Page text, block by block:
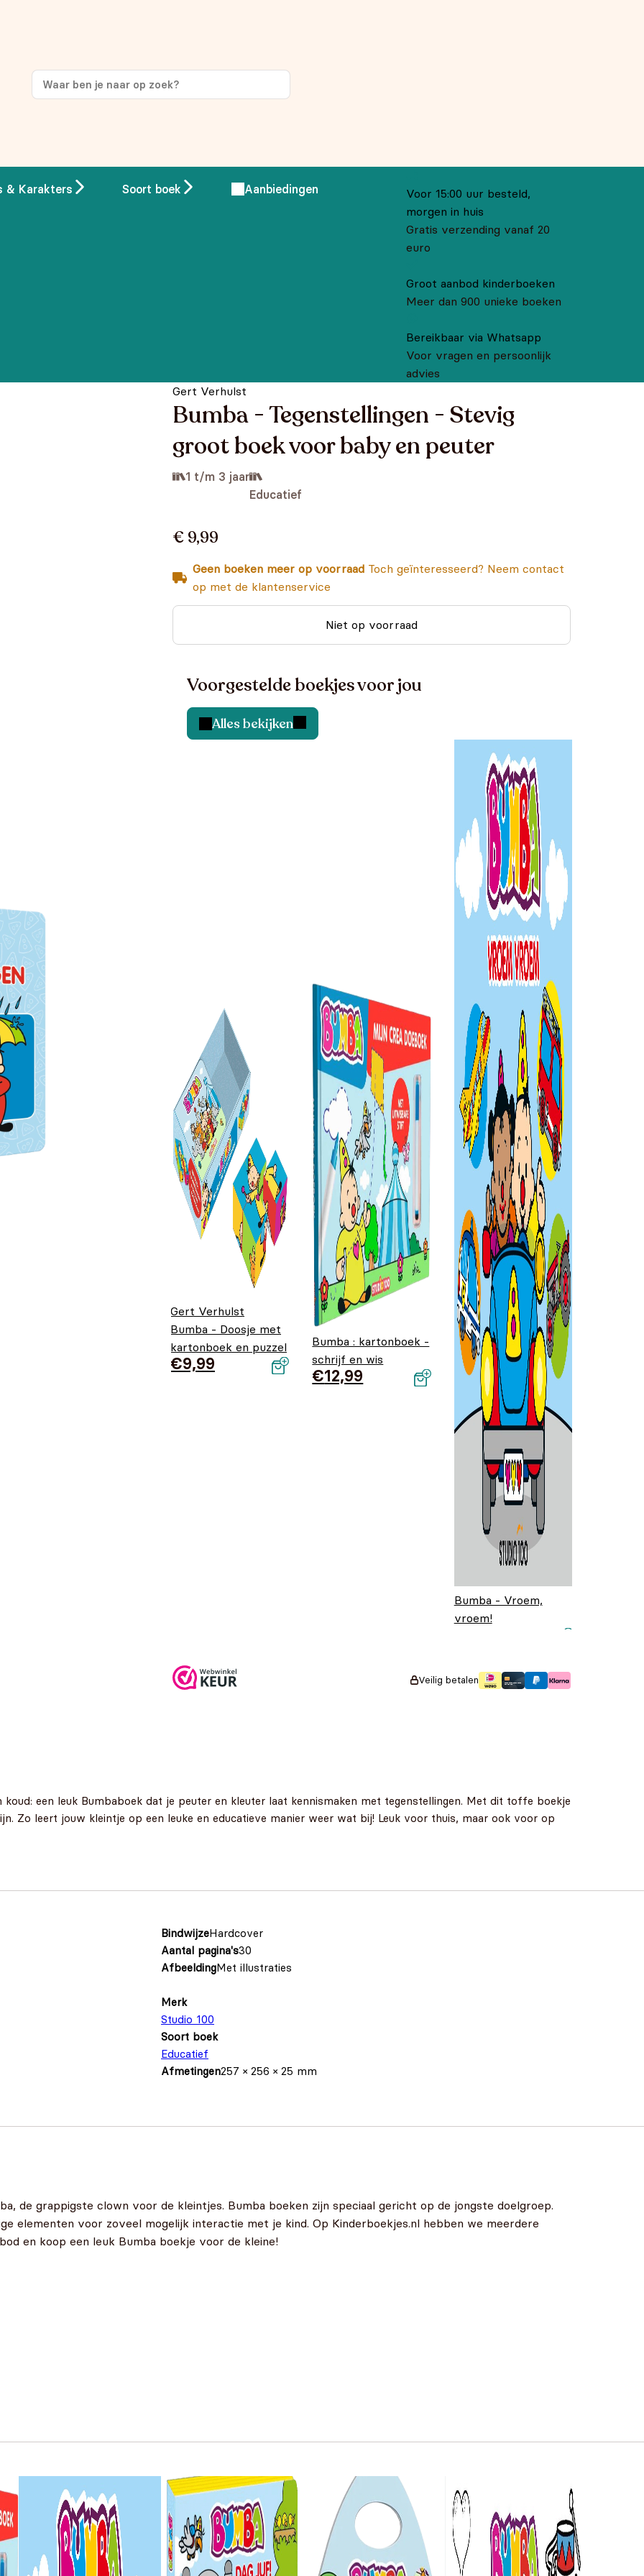
& Karakters Soort boek Aanbiedingen
Voor 15:00 uur besteld,
morgen in huis
Gratis verzending vanaf 20
euro
Groot aanbod kinderboeken
Meer dan 900 unieke boeken
Bereikbaar via Whatsapp
Voor vragen en persoonlijk
advies
Gert Verhulst
Bumba - Tegenstellingen - Stevig
groot boek voor baby en peuter
1 t/m 3 jaar
Educatief
€ 9,99
Geen boeken meer op voorraad Toch geïnteresseerd? Neem contact
op met de klantenservice
Niet op voorraad
Voorgestelde boekjes voor jou
Alles bekijken
Gert Verhulst
Bumba - Doosje met
kartonboek en puzzel
€9,99
Bumba : kartonboek -
schrijf en wis
€12,99
Bumba - Vroem,
vroem!
€12,99.
Veilig betalen
een leuk Bumbaboek dat je peuter en kleuter laat kennismaken met tegenstellingen. Met dit toffe boekje
Zo leert jouw kleintje op een leuke en educatieve manier weer wat bij! Leuk voor thuis, maar ook voor op
BindwijzeHardcover
Aantal pagina's30
AfbeeldingMet illustraties
Merk
Studio 100
Soort boek
Educatief
Afmetingen257 × 256 × 25 mm
de grappigste clown voor de kleintjes. Bumba boeken zijn speciaal gericht op de jongste doelgroep.
elementen voor zoveel mogelijk interactie met je kind. Op Kinderboekjes.nl hebben we meerdere
en koop een leuk Bumba boekje voor de kleine!
op je eerste aankoop!